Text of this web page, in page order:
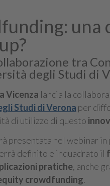
una
tra
degli Studi di
Vicenza lancia la
Studi di Verona per
di utilizzo di questo
presentata nel webinar in
definito e inquadrato il
pratiche, anche
crowdfunding.